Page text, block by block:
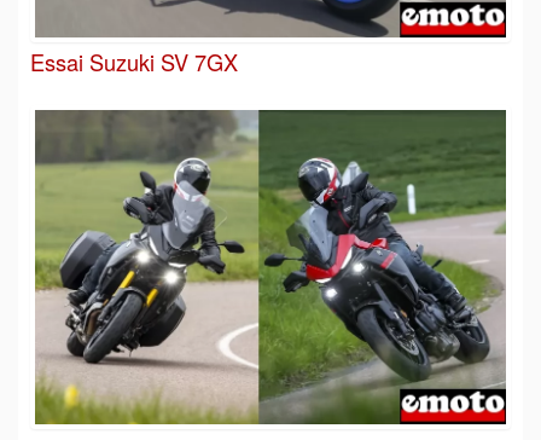
Essai Suzuki SV 7GX